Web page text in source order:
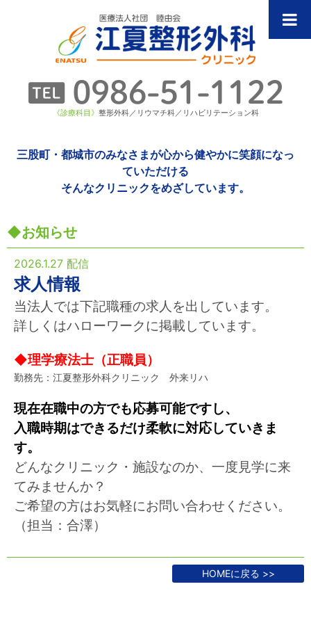
《診療科目》 整形外科／リウマチ科／リハビリテーション科
三股町・都城市のみなさまが心から健やかに笑顔になっ
ていただける
そんなクリニックをめざしています。
お知らせ
2026.1.27 配信
求人情報
当法人では下記職種の求人を出しています。
詳しくはハローワークに掲載しています。
◆理学療法士（正職員）
勤務先：江夏整形外科クリニック 外来リハ
現在在職中の方でも応募可能ですし、
入職時期はできるだけ柔軟に対応していきま
す。
どんなクリニック・施設なのか、一度見学に来
てみませんか？
ご希望の方はお気軽にお問い合わせください。
（担当：合澤）
HOMEに戻る >>